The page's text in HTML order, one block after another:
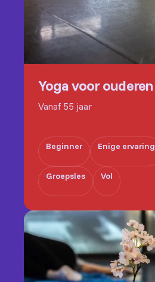
Yoga voor ouderen
Vanaf 55 jaar
Beginner Enige ervaring
Groepsles Vol